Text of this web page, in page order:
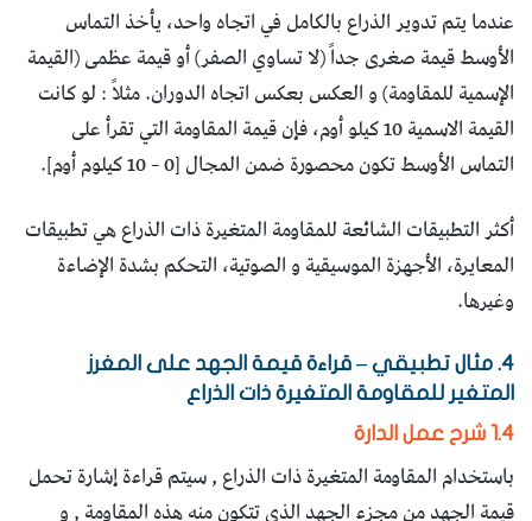
عندما يتم تدوير الذراع بالكامل في اتجاه واحد، يأخذ التماس
الأوسط قيمة صغرى جداً (لا تساوي الصفر) أو قيمة عظمى (القيمة
الإسمية للمقاومة) و العكس بعكس اتجاه الدوران. مثلاً : لو كانت
القيمة الاسمية 10 كيلو أوم، فإن قيمة المقاومة التي تقرأ على
التماس الأوسط تكون محصورة ضمن المجال [0 – 10 كيلوم أوم].
أكثر التطبيقات الشائعة للمقاومة المتغيرة ذات الذراع هي تطبيقات
المعايرة، الأجهزة الموسيقية و الصوتية، التحكم بشدة الإضاءة
وغيرها.
4. مثال تطبيقي – قراءة قيمة الجهد على المغرز
المتغير للمقاومة المتغيرة ذات الذراع
1.4 شرح عمل الدارة
باستخدام المقاومة المتغيرة ذات الذراع , سيتم قراءة إشارة تحمل
قيمة الجهد من مجزء الجهد الذي تتكون منه هذه المقاومة , و